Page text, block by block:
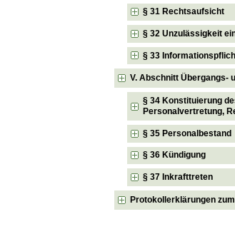
§ 31 Rechtsaufsicht
§ 32 Unzulässigkeit
§ 33
V. Abschnitt Übergangs-
§ 34 Konstituierung
Personalvertretung,
§ 35 Personalbestand
§ 36 Kündigung
§ 37 Inkrafttreten
Protokollerklärungen